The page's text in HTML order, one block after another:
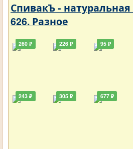
СпивакЪ -
626. Разное
260 ₽
243 ₽
226 ₽
305 ₽
95 ₽
677 ₽